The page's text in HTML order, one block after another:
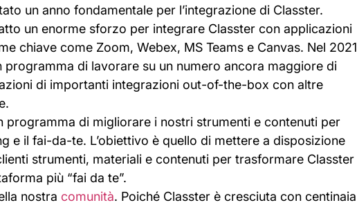
un anno fondamentale per l’integrazione di Classter.
un enorme sforzo per integrare Classter con applicazioni
chiave come Zoom, Webex, MS Teams e Canvas. Nel 2021
programma di lavorare su un numero ancora maggiore di
di importanti integrazioni out-of-the-box con altre
programma di migliorare i nostri strumenti e contenuti per
e il fai-da-te. L’obiettivo è quello di mettere a disposizione
strumenti, materiali e contenuti per trasformare Classter
più “fai da te”.
nostra comunità. Poiché Classter è cresciuta con centinaia